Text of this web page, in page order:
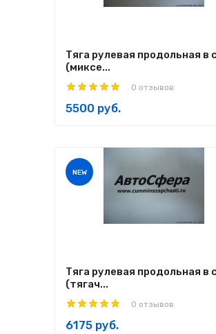
Тяга рулевая продольная в
(миксе...
0 отзывов
5500 руб.
NEW
Тяга рулевая продольная в
(тягач...
0 отзывов
6175 руб.